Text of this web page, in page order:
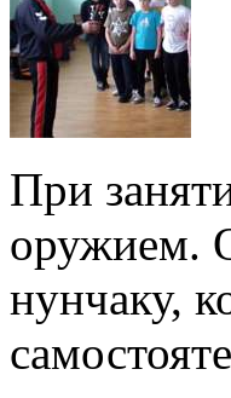
При
оружием.
нунчаку,